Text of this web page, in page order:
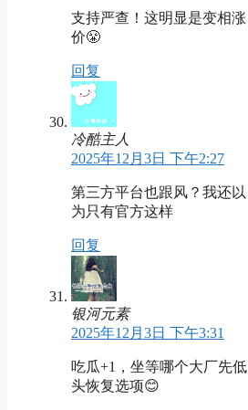
支持严查！这明显是变相涨
价😤
回复
冷酷主人
2025年12月3日 下午2:27
第三方平台也跟风？我还以
为只有官方这样
回复
银河元素
2025年12月3日 下午3:31
吃瓜+1，坐等哪个大厂先低
头恢复选项😊